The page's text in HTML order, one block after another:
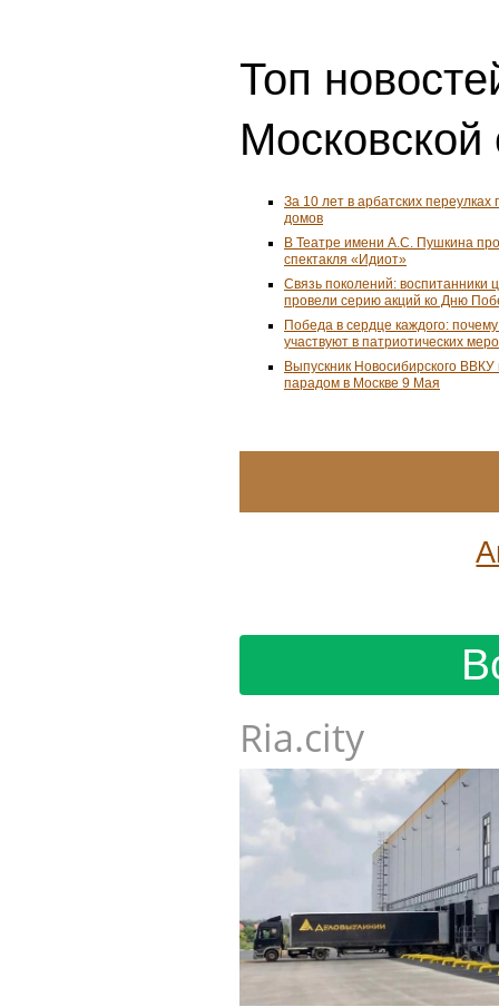
Топ
Московской
За 10 лет в арбатских переулках
домов
В Театре имени А.С. Пушкина
спектакля «Идиот»
Связь поколений: воспитанники
провели серию акций ко Дню
Победа в сердце каждого:
участвуют в патриотических
Выпускник Новосибирского
парадом в Москве 9 Мая
Ria.city